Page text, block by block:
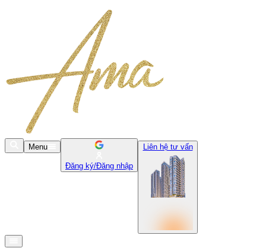
Menu
Đăng ký/Đăng nhập
Liên hệ tư vấn